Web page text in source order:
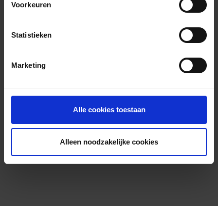
Voorkeuren
Statistieken
Marketing
Alle cookies toestaan
Alleen noodzakelijke cookies